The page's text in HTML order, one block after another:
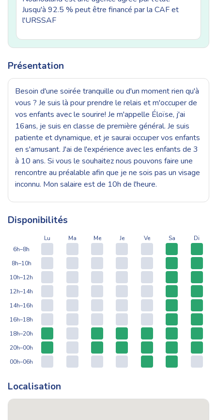
Jusqu'à 92.5 % peut être financé par la CAF et
l'URSSAF
Présentation
Besoin d'une soirée tranquille ou d'un moment rien qu'à
vous ? Je suis là pour prendre le relais et m'occuper de
vos enfants avec le sourire! Je m'appelle Éloïse, j'ai
16ans, je suis en classe de première général. Je suis
patiente et dynamique, et je saurai occuper vos enfants
en s'amusant. J'ai de l'expérience avec les enfants de 3
à 10 ans. Si vous le souhaitez nous pouvons faire une
rencontre au préalable afin que je ne sois pas un visage
inconnu. Mon salaire est de 10h de l'heure.
Disponibilités
Lu Ma Me Je Ve Sa
Di
6h–8h
8h–10h
10h–12h
12h–14h
14h–16h
16h–18h
18h–20h
20h–00h
00h–06h
Localisation